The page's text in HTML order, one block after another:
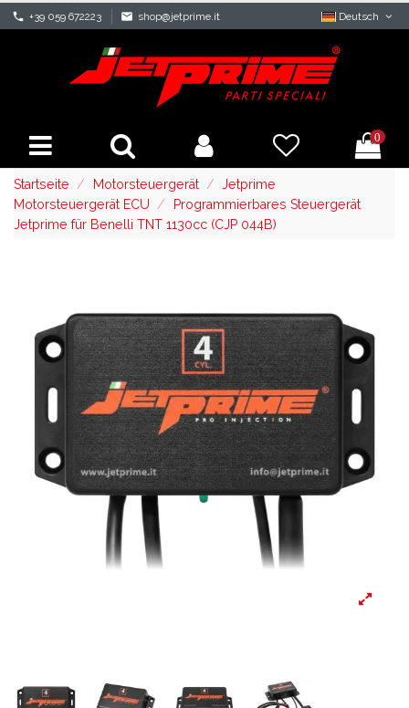
phone +39 059 672223 mail shop@jetprime.it Deutsch
0
Startseite Motorsteuergerät
Jetprime
Motorsteuergerät ECU
Programmierbares Steuergerät
Jetprime für Benelli TNT 1130cc (CJP 044B)